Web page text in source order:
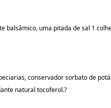
uma pitada de sal 1
conservadorsorbatode
natural tocoferol.?